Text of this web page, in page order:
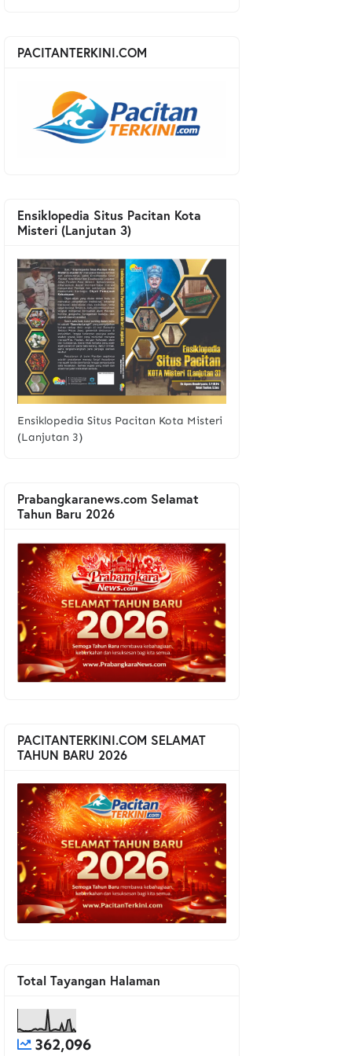
PACITANTERKINI.COM
Ensiklopedia Situs Pacitan Kota
Misteri (Lanjutan 3)
Ensiklopedia Situs Pacitan Kota Misteri
(Lanjutan 3)
Prabangkaranews.com Selamat
Tahun Baru 2026
PACITANTERKINI.COM SELAMAT
TAHUN BARU 2026
Total Tayangan Halaman
362,096